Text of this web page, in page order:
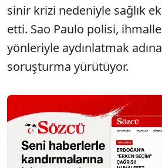
sinir krizi nedeniyle sağlık
etti. Sao Paulo polisi,
yönleriyle aydınlatmak
soruşturma yürütüyor.